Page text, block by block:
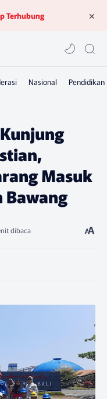
Terhubung
Masuk
Bawang
dibaca